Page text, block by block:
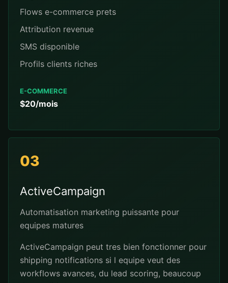
Flows e-commerce prets
Attribution revenue
SMS disponible
Profils clients riches
E-COMMERCE
$20/mois
03
ActiveCampaign
Automatisation marketing puissante pour
equipes matures
ActiveCampaign peut tres bien fonctionner pour
shipping notifications si l equipe veut des
workflows avances, du lead scoring, beaucoup